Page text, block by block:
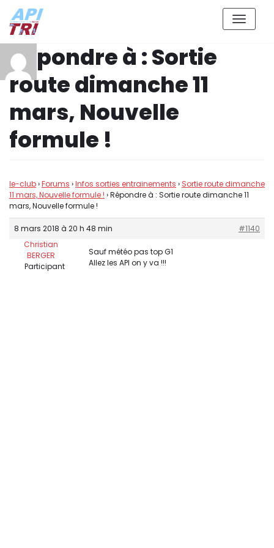
Aller
contenu
Répondre à : Sortie
route dimanche 11
mars, Nouvelle
formule !
le-club›Forums ›Infos sorties entrainements › Sortie route dimanche
11 mars, Nouvelle formule ! ›Répondre à : Sortie route dimanche 11
mars, Nouvelle formule !
8 mars 2018 à 20 h 48 min
#1140
Christian
BERGER
Participant
Sauf météo pas top G1
Allez les API on y va !!!